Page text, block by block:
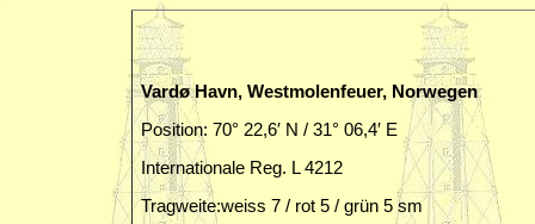
Vardø Havn, Westmolenfeuer, Norwegen
Position: 70° 22,6′ N / 31° 06,4′ E
Internationale Reg. L 4212
Tragweite:weiss 7 / rot 5 / grün 5 sm